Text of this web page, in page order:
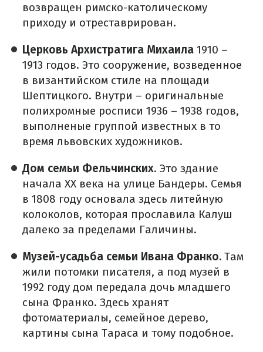
возвращен римско-католическому
приходу и отреставрирован.
Церковь Архистратига Михаила 1910 –
1913 годов. Это сооружение, возведенное
в византийском стиле на площади
Шептицкого. Внутри – оригинальные
полихромные росписи 1936 – 1938 годов,
выполненые группой известных в то
время львовских художников.
Дом семьи Фельчинских. Это здание
начала XX века на улице Бандеры. Семья
в 1808 году основала здесь литейную
колоколов, которая прославила Калуш
далеко за пределами Галичины.
Музей-усадьба семьи Ивана Франко. Там
жили потомки писателя, а под музей в
1992 году дом передала дочь младшего
сына Франко. Здесь хранят
фотоматериалы, семейное дерево,
картины сына Тараса и тому подобное.